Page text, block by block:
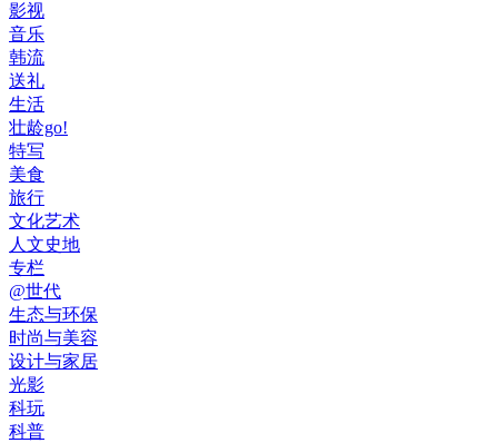
影视
音乐
韩流
送礼
生活
壮龄go!
特写
美食
旅行
文化艺术
人文史地
专栏
@世代
生态与环保
时尚与美容
设计与家居
光影
科玩
科普